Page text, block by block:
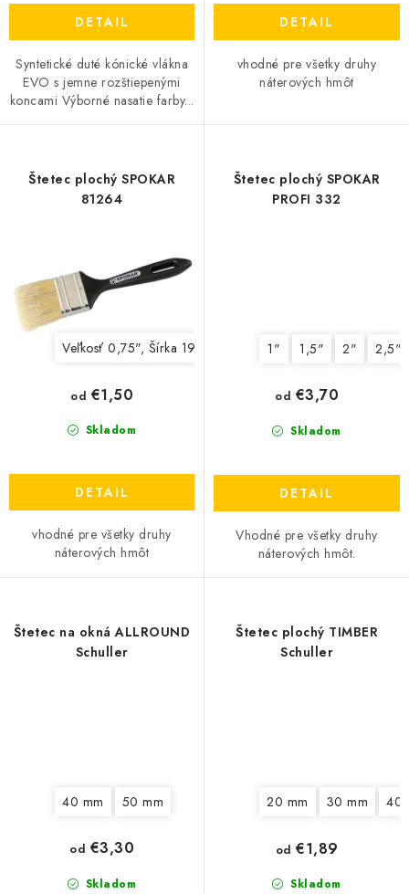
DETAIL
Syntetické duté kónické vlákna
EVO s jemne rozštiepenými
koncami Výborné nasatie farby...
DETAIL
vhodné pre všetky druhy
náterových hmôt
Štetec plochý SPOKAR
81264
Veľkosť 0,75", Šírka 19mm, Hrúbka 11mm, Dĺžka vlákien
Skladom
od €1,50
DETAIL
vhodné pre všetky druhy
náterových hmôt
Štetec plochý SPOKAR
PROFI 332
1" 1,5" 2" 2,5"
Skladom
od €3,70
DETAIL
Vhodné pre všetky druhy
náterových hmôt.
Štetec na okná ALLROUND
Schuller
40 mm 50 mm
Skladom
od €3,30
Štetec plochý TIMBER
Schuller
20 mm 30 mm 40
Skladom
od €1,89